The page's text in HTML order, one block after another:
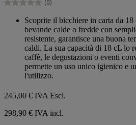
stelle.
(0)
0.0
Scoprite il bicchiere in carta da
bevande calde o fredde con
resistente, garantisce una buona
caldi. La sua capacità di 18 cL lo
caffè, le degustazioni o eventi
permette un uso unico igienico e
l'utilizzo.
245,00 € IVA Escl.
298,90 € IVA incl.